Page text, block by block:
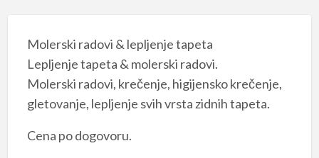
Molerski radovi & lepljenje tapeta
Lepljenje tapeta & molerski radovi.
Molerski radovi, krečenje, higijensko krečenje,
gletovanje, lepljenje svih vrsta zidnih tapeta.
Cena po dogovoru.